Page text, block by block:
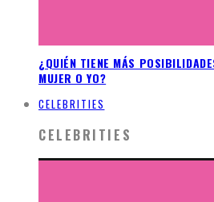
¿QUIÉN TIENE MÁS
MUJER O YO?
CELEBRITIES
CELEBRITIES